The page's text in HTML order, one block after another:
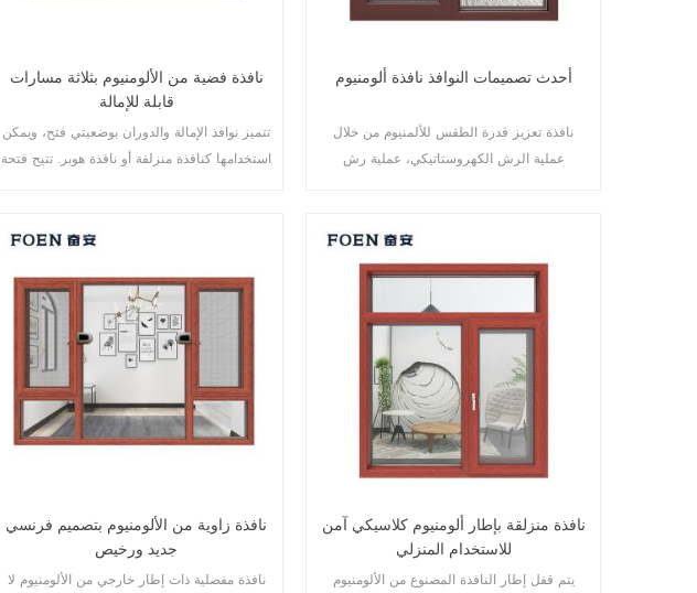
نافذة فضية من الألومنيوم بثلاثة مسارات
قابلة للإمالة
تتميز نوافذ الإمالة والدوران بوضعيتي فتح، ويمكن
استخدامها كنافذة منزلقة أو نافذة هوبر. تتيح فتحة
أحدث تصميمات النوافذ نافذة ألومنيوم
نافذة تعزيز قدرة الطقس للألمنيوم من خلال
عملية الرش الكهروستاتيكي، عملية رش
مقاومة التآكل للألمنيوم، مقاومة الصقيع ومقاومة
نافذة زاوية من الألومنيوم بتصميم فرنسي
جديد ورخيص
نافذة مفصلية ذات إطار خارجي من الألومنيوم لا
نافذة منزلقة بإطار ألومنيوم كلاسيكي آمن
للاستخدام المنزلي
يتم قفل إطار النافذة المصنوع من الألومنيوم